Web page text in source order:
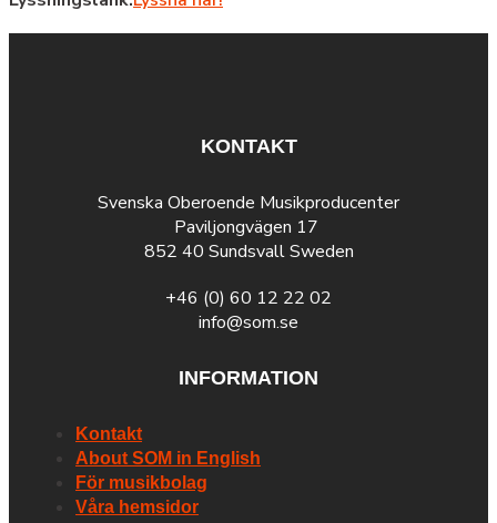
KONTAKT
Svenska Oberoende Musikproducenter
Paviljongvägen 17
852 40 Sundsvall Sweden
+46 (0) 60 12 22 02
info@som.se
INFORMATION
Kontakt
About SOM in English
För musikbolag
Våra hemsidor